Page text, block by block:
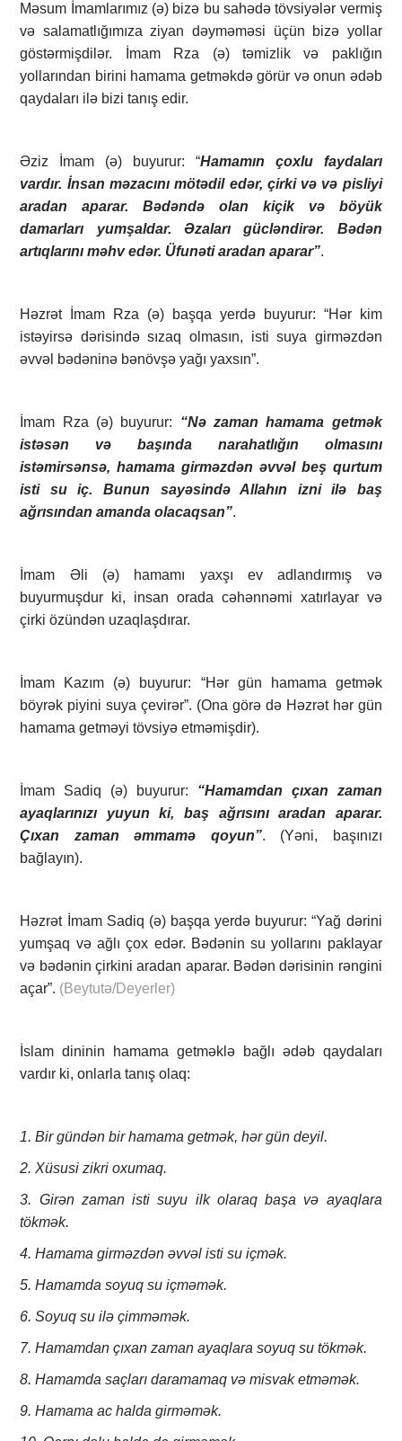
Məsum İmamlarımız (ə) bizə bu sahədə tövsiyələr vermiş
və salamatlığımıza ziyan dəyməməsi üçün bizə yollar
göstərmişdilər. İmam Rza (ə) təmizlik və paklığın
yollarından birini hamama getməkdə görür və onun ədəb
qaydaları ilə bizi tanış edir.
Əziz İmam (ə) buyurur: “Hamamın çoxlu faydaları
vardır. İnsan məzacını mötədil edər, çirki və və pisliyi
aradan aparar. Bədəndə olan kiçik və böyük
damarları yumşaldar. Əzaları gücləndirər. Bədən
artıqlarını məhv edər. Üfunəti aradan aparar”.
Həzrət İmam Rza (ə) başqa yerdə buyurur: “Hər kim
istəyirsə dərisində sızaq olmasın, isti suya girməzdən
əvvəl bədəninə bənövşə yağı yaxsın”.
İmam Rza (ə) buyurur: “Nə zaman hamama getmək
istəsən və başında narahatlığın olmasını
istəmirsənsə, hamama girməzdən əvvəl beş qurtum
isti su iç. Bunun sayəsində Allahın izni ilə baş
ağrısından amanda olacaqsan”.
İmam Əli (ə) hamamı yaxşı ev adlandırmış və
buyurmuşdur ki, insan orada cəhənnəmi xatırlayar və
çirki özündən uzaqlaşdırar.
İmam Kazım (ə) buyurur: “Hər gün hamama getmək
böyrək piyini suya çevirər”. (Ona görə də Həzrət hər gün
hamama getməyi tövsiyə etməmişdir).
İmam Sadiq (ə) buyurur: “Hamamdan çıxan zaman
ayaqlarınızı yuyun ki, baş ağrısını aradan aparar.
Çıxan zaman əmmamə qoyun”. (Yəni, başınızı
bağlayın).
Həzrət İmam Sadiq (ə) başqa yerdə buyurur: “Yağ dərini
yumşaq və ağlı çox edər. Bədənin su yollarını paklayar
və bədənin çirkini aradan aparar. Bədən dərisinin rəngini
açar”. (Beytutə/Deyerler)
İslam dininin hamama getməklə bağlı ədəb qaydaları
vardır ki, onlarla tanış olaq:
1. Bir gündən bir hamama getmək, hər gün deyil.
2. Xüsusi zikri oxumaq.
3. Girən zaman isti suyu ilk olaraq başa və ayaqlara
tökmək.
4. Hamama girməzdən əvvəl isti su içmək.
5. Hamamda soyuq su içməmək.
6. Soyuq su ilə çimməmək.
7. Hamamdan çıxan zaman ayaqlara soyuq su tökmək.
8. Hamamda saçları daramamaq və misvak etməmək.
9. Hamama ac halda girməmək.